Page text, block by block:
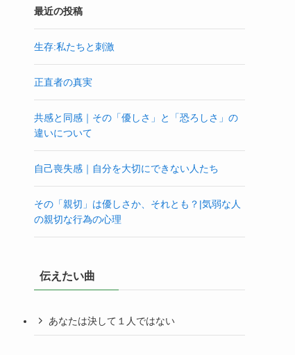
最近の投稿
生存:私たちと刺激
正直者の真実
共感と同感｜その「優しさ」と「恐ろしさ」の
違いについて
自己喪失感｜自分を大切にできない人たち
その「親切」は優しさか、それとも？|気弱な人
の親切な行為の心理
伝えたい曲
あなたは決して１人ではない